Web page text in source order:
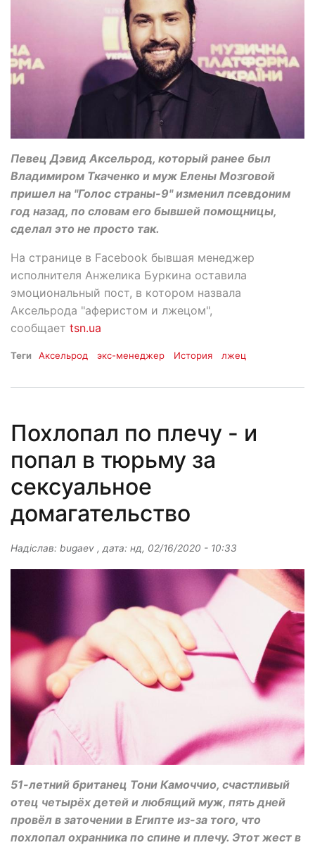
Певец Дэвид Аксельрод, который ранее был
Владимиром Ткаченко и муж Елены Мозговой
пришел на "Голос страны-9" изменил псевдоним
год назад, по словам его бывшей помощницы,
сделал это не просто так.
На странице в Facebook бывшая менеджер
исполнителя Анжелика Буркина оставила
эмоциональный пост, в котором назвала
Аксельрода "аферистом и лжецом",
сообщает tsn.ua
Теги Аксельрод экс-менеджер История лжец
Похлопал по плечу - и
попал в тюрьму за
сексуальное
домагательство
Надіслав: bugaev , дата: нд, 02/16/2020 - 10:33
51-летний британец Тони Камоччио, счастливый
отец четырёх детей и любящий муж, пять дней
провёл в заточении в Египте из-за того, что
похлопал охранника по спине и плечу. Этот жест в